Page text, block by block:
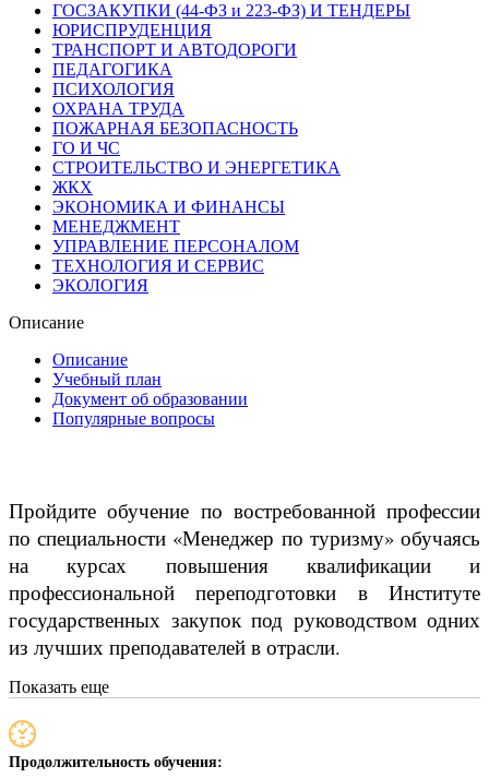
ГОСЗАКУПКИ (44-ФЗ и 223-ФЗ) И ТЕНДЕРЫ
ЮРИСПРУДЕНЦИЯ
ТРАНСПОРТ И АВТОДОРОГИ
ПЕДАГОГИКА
ПСИХОЛОГИЯ
ОХРАНА ТРУДА
ПОЖАРНАЯ БЕЗОПАСНОСТЬ
ГО И ЧС
СТРОИТЕЛЬСТВО И ЭНЕРГЕТИКА
ЖКХ
ЭКОНОМИКА И ФИНАНСЫ
МЕНЕДЖМЕНТ
УПРАВЛЕНИЕ ПЕРСОНАЛОМ
ТЕХНОЛОГИЯ И СЕРВИС
ЭКОЛОГИЯ
Описание
Описание
Учебный план
Документ об образовании
Популярные вопросы
Пройдите обучение по востребованной профессии
по специальности «Менеджер по туризму» обучаясь
на курсах повышения квалификации и
профессиональной переподготовки в Институте
государственных закупок под руководством одних
из лучших преподавателей в отрасли.
Показать еще
Продолжительность обучения: